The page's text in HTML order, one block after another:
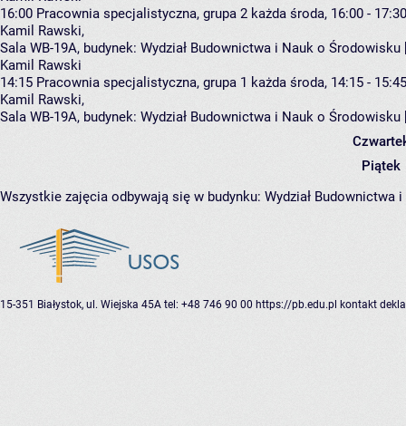
16:00 Pracownia specjalistyczna, grupa 2 każda środa, 16:00 - 17:30
Kamil Rawski,
Sala WB-19A, budynek: Wydział Budownictwa i Nauk o Środowisku
Kamil Rawski
14:15 Pracownia specjalistyczna, grupa 1 każda środa, 14:15 - 15:45
Kamil Rawski,
Sala WB-19A, budynek: Wydział Budownictwa i Nauk o Środowisku
Piątek
Wszystkie zajęcia odbywają się w budynku: Wydział Budownictwa
15-351 Białystok, ul. Wiejska 45A tel: +48 746 90 00 https://pb.edu.pl kontakt